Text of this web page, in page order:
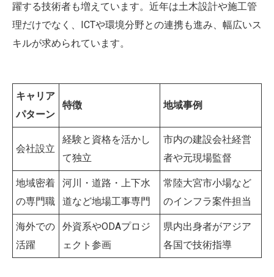
躍する技術者も増えています。近年は土木設計や施工管
理だけでなく、ICTや環境分野との連携も進み、幅広いス
キルが求められています。
キャリア
パターン
特徴 地域事例
会社設立
経験と資格を活かし
て独立
市内の建設会社経営
者や元現場監督
地域密着
の専門職
河川・道路・上下水
道など地場工事専門
常陸大宮市小場など
のインフラ案件担当
海外での
活躍
外資系やODAプロジ
ェクト参画
県内出身者がアジア
各国で技術指導